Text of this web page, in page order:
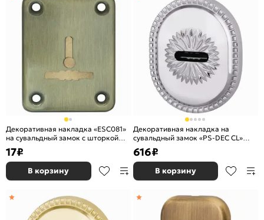
Декоративная накладка «ESC081»
на сувальдный замок с шторкой
(1шт) AB-7 Бронза
17₽
В корзину
Декоративная накладка на
сувальдный замок «PS-DEC CL»
(ATC Protector 1) СР Хром
616₽
В корзину